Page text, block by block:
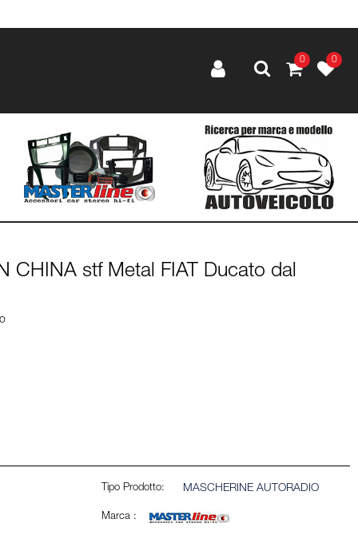
0 0
CHINA stf Metal FIAT Ducato dal
Tipo Prodotto: MASCHERINE AUTORADIO
Marca :